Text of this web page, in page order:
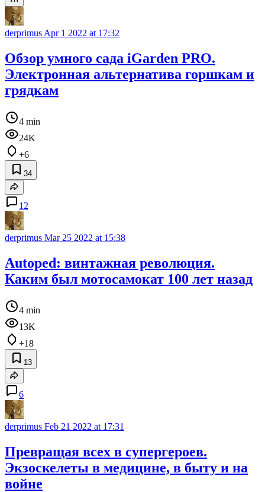
derprimus Apr 1 2022 at 17:32
Обзор умного сада iGarden PRO.
Электронная альтернатива горшкам и
грядкам
4 min
24K
+6
34
12
derprimus Mar 25 2022 at 15:38
Autoped: винтажная революция.
Каким был мотосамокат 100 лет назад
4 min
13K
+18
13
6
derprimus Feb 21 2022 at 17:31
Превращая всех в супергероев.
Экзоскелеты в медицине, в быту и на
войне